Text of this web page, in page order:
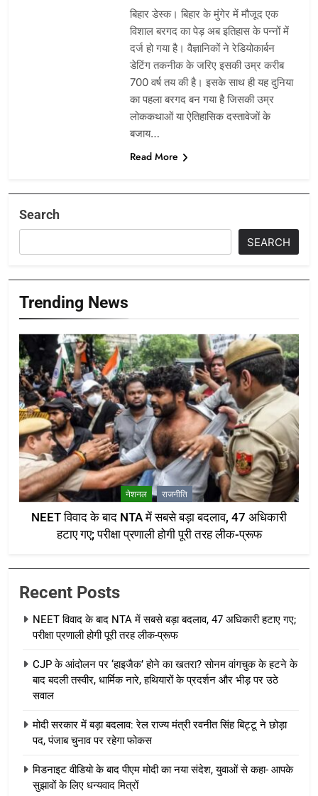
बिहार डेस्क। बिहार के मुंगेर में मौजूद एक
विशाल बरगद का पेड़ अब इतिहास के पन्नों में
दर्ज हो गया है। वैज्ञानिकों ने रेडियोकार्बन
डेटिंग तकनीक के जरिए इसकी उम्र करीब
700 वर्ष तय की है। इसके साथ ही यह दुनिया
का पहला बरगद बन गया है जिसकी उम्र
लोककथाओं या ऐतिहासिक दस्तावेजों के
बजाय…
Read More
Search
SEARCH
Trending News
नेशनल राजनीति
NEET विवाद के बाद NTA में सबसे बड़ा बदलाव, 47 अधिकारी
हटाए गए; परीक्षा प्रणाली होगी पूरी तरह लीक-प्रूफ
Recent Posts
NEET विवाद के बाद NTA में सबसे बड़ा बदलाव, 47 अधिकारी हटाए गए;
परीक्षा प्रणाली होगी पूरी तरह लीक-प्रूफ
CJP के आंदोलन पर ‘हाइजैक’ होने का खतरा? सोनम वांगचुक के हटने के
बाद बदली तस्वीर, धार्मिक नारे, हथियारों के प्रदर्शन और भीड़ पर उठे
सवाल
मोदी सरकार में बड़ा बदलाव: रेल राज्य मंत्री रवनीत सिंह बिट्टू ने छोड़ा
पद, पंजाब चुनाव पर रहेगा फोकस
मिडनाइट वीडियो के बाद पीएम मोदी का नया संदेश, युवाओं से कहा- आपके
सुझावों के लिए धन्यवाद मित्रों